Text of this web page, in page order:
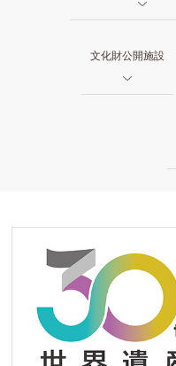
文化財公開施設